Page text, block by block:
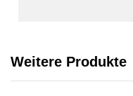
Weitere Produkte